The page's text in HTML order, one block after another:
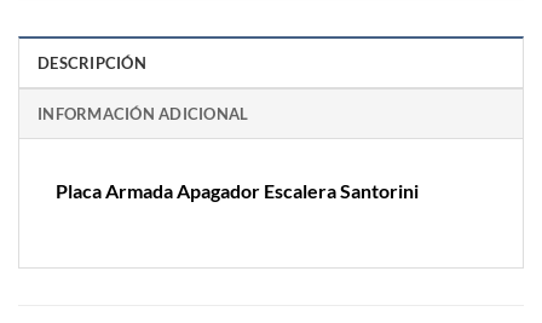
DESCRIPCIÓN
INFORMACIÓN ADICIONAL
Placa Armada Apagador Escalera Santorini